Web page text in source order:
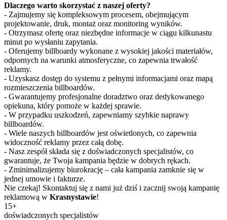
Dlaczego warto skorzystać z naszej oferty?
- Zajmujemy się kompleksowym procesem, obejmującym
projektowanie, druk, montaż oraz monitoring wyników.
- Otrzymasz ofertę oraz niezbędne informacje w ciągu kilkunastu
minut po wysłaniu zapytania.
- Oferujemy billboardy wykonane z wysokiej jakości materiałów,
odpornych na warunki atmosferyczne, co zapewnia trwałość
reklamy.
- Uzyskasz dostęp do systemu z pełnymi informacjami oraz mapą
rozmieszczenia billboardów.
- Gwarantujemy profesjonalne doradztwo oraz dedykowanego
opiekuna, który pomoże w każdej sprawie.
- W przypadku uszkodzeń, zapewniamy szybkie naprawy
billboardów.
- Wiele naszych billboardów jest oświetlonych, co zapewnia
widoczność reklamy przez całą dobę.
- Nasz zespół składa się z doświadczonych specjalistów, co
gwarantuje, że Twoja kampania będzie w dobrych rękach.
- Zminimalizujemy biurokrację – cała kampania zamknie się w
jednej umowie i fakturze.
Nie czekaj! Skontaktuj się z nami już dziś i zacznij swoją kampanię
reklamową w Krasnystawie!
15+
doświadczonych specjalistów